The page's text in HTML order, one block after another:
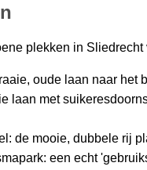
plekken in Sliedrecht
oude laan naar het
laan met
de mooie, dubbele rij
een echt